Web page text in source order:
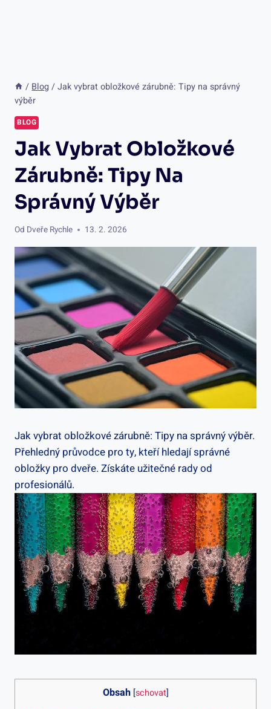
/ Blog / Jak vybrat obložkové zárubně: Tipy na správný
výběr
BLOG
Jak Vybrat Obložkové
Zárubně: Tipy Na
Správný Výběr
Od Dveře Rychle 13. 2. 2026
Jak vybrat obložkové zárubně: Tipy na správný výběr.
Přehledný průvodce pro ty, kteří hledají správné
obložky pro dveře. Získáte užitečné rady od
profesionálů.
Obsah [schovat]